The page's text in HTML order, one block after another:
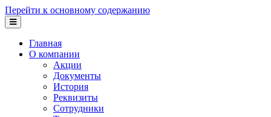
Перейти к основному содержанию
Главная
О компании
Акции
Документы
История
Реквизиты
Сотрудники